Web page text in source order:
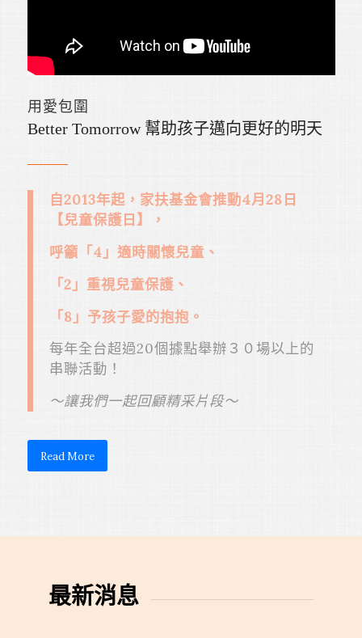
用愛包圍
Better Tomorrow 幫助孩子邁向更好的明天
自2013年起，家扶基金會推動4月28日
【兒童保護日】，
呼籲「4」適時關懷兒童、
「2」重視兒童保護、
「8」予孩子愛的抱抱。
每年全台超過20個據點舉辦３０場以上的
串聯活動！
～讓我們一起回顧精采片段～
Read More
最新消息